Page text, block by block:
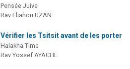
Pensée Juive
Rav Eliahou UZAN
Vérifier les Tsitsit avant de les porter
Halakha Time
Rav Yossef AYACHE